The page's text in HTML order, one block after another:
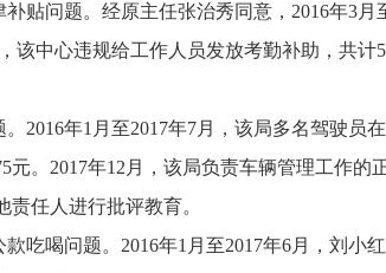
贴问题。经原主任张治秀同意，2016年3
该中心违规给工作人员发放考勤补助，共计
2016年1月至2017年7月，该局多名驾驶员
。2017年12月，该局负责车辆管理工作的
任人进行批评教育。
吃喝问题。2016年1月至2017年6月，刘小